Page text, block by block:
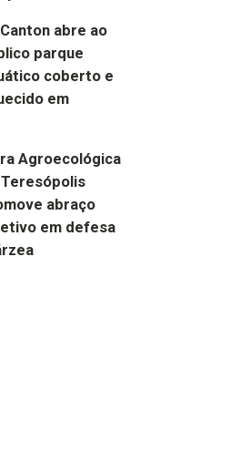
abre ao
parque
coberto e
em
Agroecológica
abraço
em defesa